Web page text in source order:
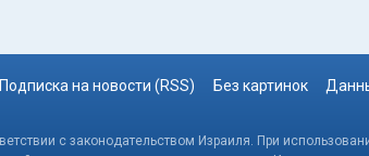
Подписка на новости (RSS) Без картинок
с законодательством Израиля. При